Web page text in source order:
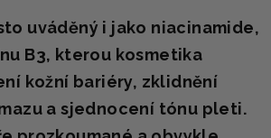
uváděný i jako niacinamide,
B3, kterou kosmetika
kožní bariéry, zklidnění
a sjednocení tónu pleti.